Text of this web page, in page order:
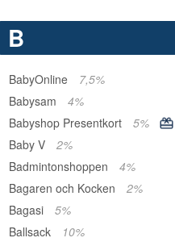
B
BabyOnline
7,5%
Babysam
4%
Babyshop Presentkort
5%
Baby V
2%
Badmintonshoppen
4%
Bagaren och Kocken
2%
Bagasi
5%
Ballsack
10%